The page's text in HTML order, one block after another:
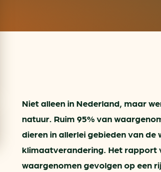
Verduurzamen bedrijventerrein
Klimaattransitie op wijkniveau
Niet alleen in Nederland, maar
natuur. Ruim 95% van
dieren in allerlei gebieden van
klimaatverandering. Het rapport
waargenomen gevolgen op een